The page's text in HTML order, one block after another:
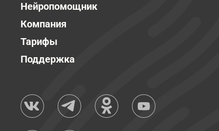
Нейропомощник
Компания
Тарифы
Поддержка